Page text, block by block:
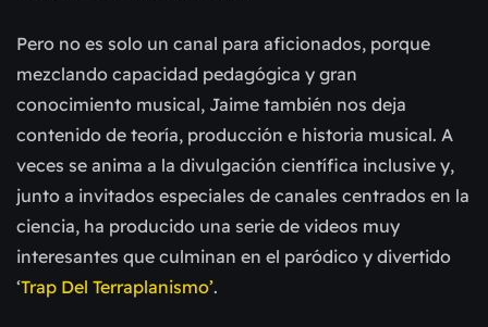
Pero no es solo un canal para aficionados, porque
mezclando capacidad pedagógica y gran
conocimiento musical, Jaime también nos deja
contenido de teoría, producción e historia musical. A
veces se anima a la divulgación científica inclusive y,
junto a invitados especiales de canales centrados en la
ciencia, ha producido una serie de videos muy
interesantes que culminan en el paródico y divertido
‘Trap Del Terraplanismo’.